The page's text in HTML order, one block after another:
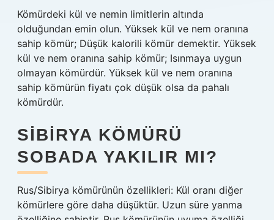
Kömürdeki kül ve nemin limitlerin altında
olduğundan emin olun. Yüksek kül ve nem oranına
sahip kömür; Düşük kalorili kömür demektir. Yüksek
kül ve nem oranına sahip kömür; Isınmaya uygun
olmayan kömürdür. Yüksek kül ve nem oranına
sahip kömürün fiyatı çok düşük olsa da pahalı
kömürdür.
SIBIRYA KÖMÜRÜ
SOBADA YAKILIR MI?
Rus/Sibirya kömürünün özellikleri: Kül oranı diğer
kömürlere göre daha düşüktür. Uzun süre yanma